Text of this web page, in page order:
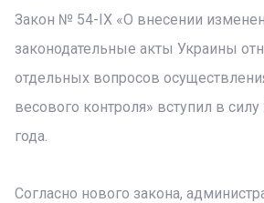
Закон № 54-IX «О внесении
законодательные акты Украины
отдельных вопросов
весового контроля» вступил в
года.
Согласно нового закона,